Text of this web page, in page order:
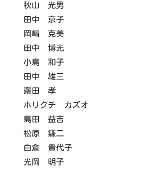
秋山 光男
田中 京子
岡﨑 克美
田中 博光
小島 和子
田中 雄三
齋田 孝
ホリグチ カズオ
島田 益吉
松原 鎌二
白倉 貴代子
光岡 明子